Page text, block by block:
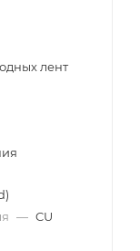
лент
— CU